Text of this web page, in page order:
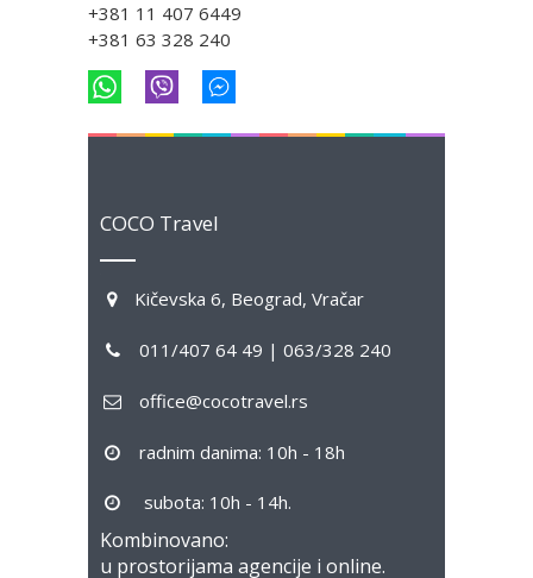
+381 11 407 6449
+381 63 328 240
COCO Travel
Kičevska 6, Beograd, Vračar
011/407 64 49 | 063/328 240
office@cocotravel.rs
radnim danima: 10h - 18h
subota: 10h - 14h.
Kombinovano:
u prostorijama agencije i online.